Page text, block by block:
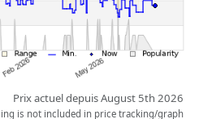
Prix actuel depuis August 5th 2026
is not included in price tracking/graph